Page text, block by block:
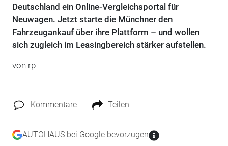
Deutschland ein Online-Vergleichsportal für
Neuwagen. Jetzt starte die Münchner den
Fahrzeugankauf über ihre Plattform – und wollen
sich zugleich im Leasingbereich stärker aufstellen.
von rp
Kommentare Teilen
AUTOHAUS bei Google bevorzugen